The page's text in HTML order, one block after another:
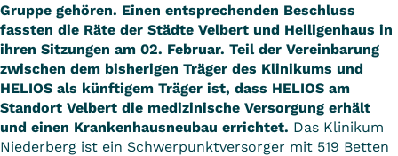
Gruppe gehören. Einen entsprechenden Beschluss
fassten die Räte der Städte Velbert und Heiligenhaus in
ihren Sitzungen am 02. Februar. Teil der Vereinbarung
zwischen dem bisherigen Träger des Klinikums und
HELIOS als künftigem Träger ist, dass HELIOS am
Standort Velbert die medizinische Versorgung erhält
und einen Krankenhausneubau errichtet. Das Klinikum
Niederberg ist ein Schwerpunktversorger mit 519 Betten